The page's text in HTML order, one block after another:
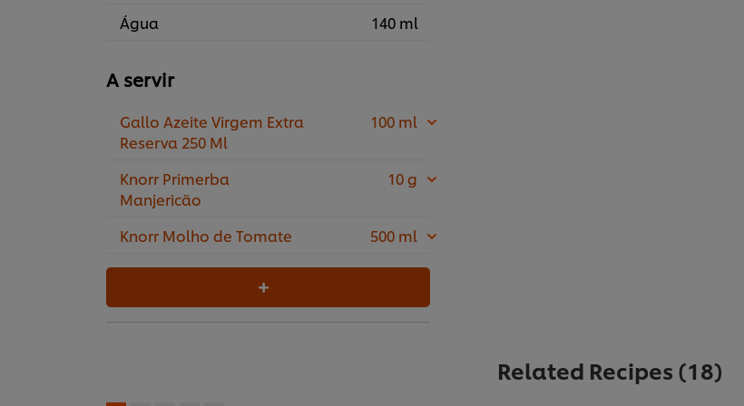
Água 140 ml
A servir
Gallo Azeite Virgem Extra
Reserva 250 Ml
100 ml
Knorr Primerba
Manjericão
10 g
Knorr Molho de Tomate 500 ml
Related Recipes (18)